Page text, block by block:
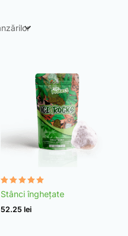
Evaluat la
4.98
din 5
Stânci înghețate
52.25 lei